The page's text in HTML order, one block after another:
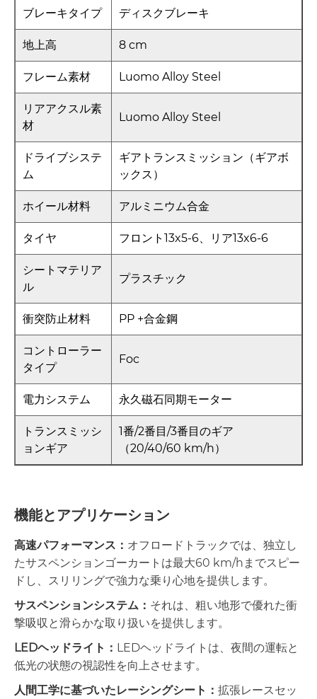
ブレーキタイプ ディスクブレーキ
地上高 8 cm
フレーム素材 Luomo Alloy Steel
リアアクスル素
材
Luomo Alloy Steel
ドライブシステ
ム
ギアトランスミッション（ギアボ
ックス）
ホイール材料 アルミニウム合金
タイヤ フロント13x5-6、リア13x6-6
シートマテリア
ル
プラスチック
衝突防止材料 PP +合金鋼
コントローラー
タイプ
Foc
電力システム 永久磁石同期モーター
トランスミッシ
ョンギア
1番/2番目/3番目のギア
（20/40/60 km/h）
機能とアプリケーション
高速パフォーマンス： オフロードトラックでは、独立し
たサスペンションゴーカートは最大60 km/hまでスピー
ドし、スリリングで強力な乗り心地を提供します。
サスペンションシステム： それは、粗い地形で優れた衝
撃吸収と滑らかな取り扱いを提供します。
LEDヘッドライト： LEDヘッドライトは、夜間の運転と
低光の状態の視認性を向上させます。
人間工学に基づいたレーシングシート： 拡張レースセッ